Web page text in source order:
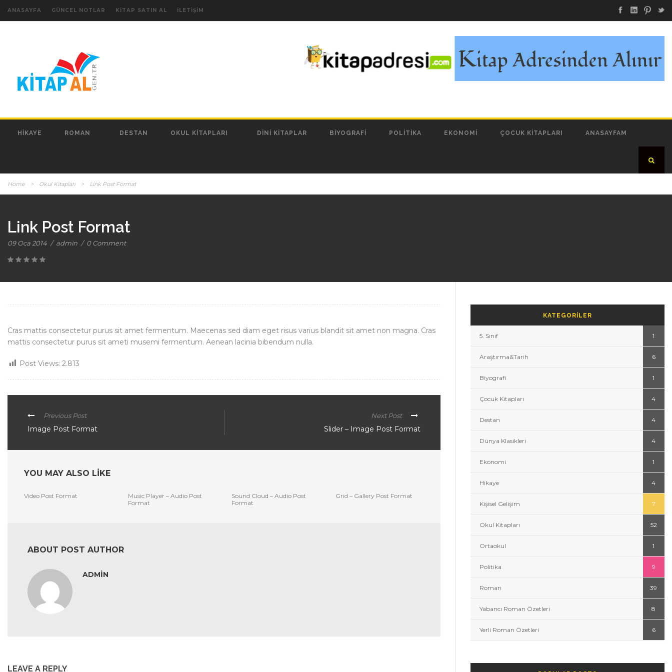
ANASAYFA GÜNCEL NOTLAR KITAP SATIN AL İLETIŞIM
HIKAYE ROMAN DESTAN OKUL KITAPLARI DINI KITAPLAR BIYOGRAFI POLITIKA EKONOMI ÇOCUK KITAPLARI ANASAYFAM
Home > Okul Kitapları > Link Post Format
Link Post Format
09 Oca 2014 / admin / 0 Comment
Cras mattis consectetur purus sit amet fermentum. Maecenas sed diam eget risus varius blandit sit amet non magna. Cras
mattis consectetur purus sit ameti musemi fermentum. Aenean lacinia bibendum nulla.
Post Views: 2.813
Previous Post
Image Post Format
Next Post
Slider – Image Post Format
YOU MAY ALSO LIKE
Video Post Format
Music Player – Audio Post
Format
Sound Cloud – Audio Post
Format
Grid – Gallery Post Format
ABOUT POST AUTHOR
ADMIN
LEAVE A REPLY
KATEGORILER
5. Sınıf 1
Araştırma&Tarih 6
Biyografi 1
Çocuk Kitapları 4
Destan 4
Dünya Klasikleri 4
Ekonomi 1
Hikaye 4
Kişisel Gelişim 7
Okul Kitapları 52
Ortaokul 1
Politika 9
Roman 39
Yabancı Roman Özetleri 8
Yerli Roman Özetleri 6